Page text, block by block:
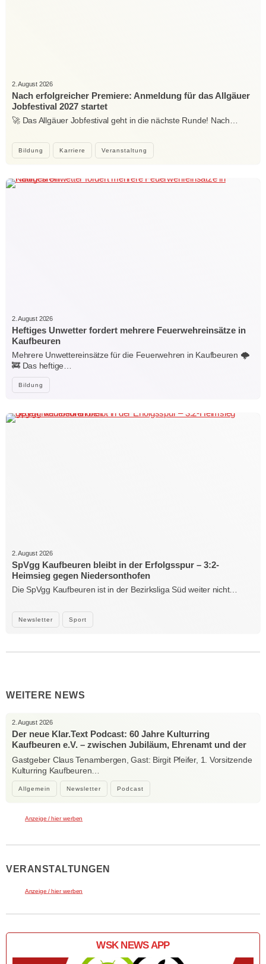
Bildung Karriere Veranstaltung
2. August 2026
Nach erfolgreicher Premiere: Anmeldung für das Allgäuer
Jobfestival 2027 startet
🚀 Das Allgäuer Jobfestival geht in die nächste Runde! Nach…
Bildung
2. August 2026
Heftiges Unwetter fordert mehrere Feuerwehreinsätze in
Kaufbeuren
Mehrere Unwettereinsätze für die Feuerwehren in Kaufbeuren 🌩️
🚒 Das heftige…
Newsletter Sport
2. August 2026
SpVgg Kaufbeuren bleibt in der Erfolgsspur – 3:2-
Heimsieg gegen Niedersonthofen
Die SpVgg Kaufbeuren ist in der Bezirksliga Süd weiter nicht…
WEITERE NEWS
Allgemein Newsletter Podcast
2. August 2026
Der neue Klar.Text Podcast: 60 Jahre Kulturring
Kaufbeuren e.V. – zwischen Jubiläum, Ehrenamt und der
Kraft der Kultur
Gastgeber Claus Tenambergen, Gast: Birgit Pfeifer, 1. Vorsitzende
Kulturring Kaufbeuren…
Anzeige / hier werben
VERANSTALTUNGEN
Anzeige / hier werben
WSK NEWS APP